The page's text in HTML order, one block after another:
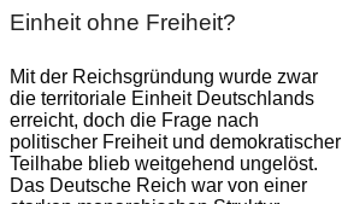
Einheit ohne Freiheit?
Mit der Reichsgründung wurde zwar
die territoriale Einheit Deutschlands
erreicht, doch die Frage nach
politischer Freiheit und demokratischer
Teilhabe blieb weitgehend ungelöst.
Das Deutsche Reich war von einer